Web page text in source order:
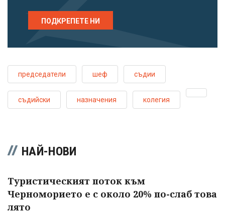
ПОДКРЕПЕТЕ НИ
председатели шеф съдии
съдийски назначения колегия
НАЙ-НОВИ
Туристическият поток към
Черноморието е с около 20% по-слаб това
лято